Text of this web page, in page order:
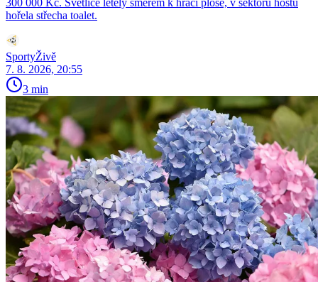
hořela střecha toalet.
SportyŽivě
7. 8. 2026, 20:55
3 min